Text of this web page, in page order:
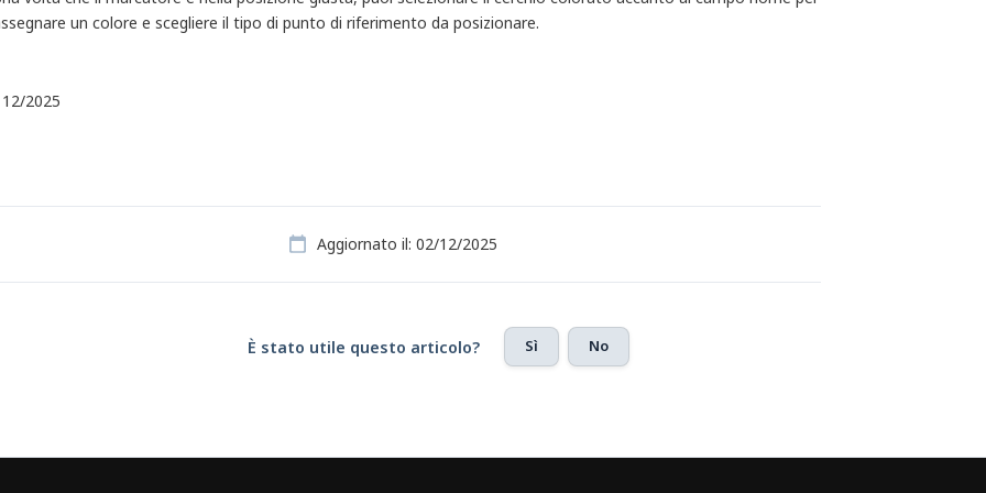
un colore e scegliere il tipo di punto di riferimento da posizionare.
2025
Aggiornato il: 02/12/2025
È stato utile questo articolo? Sì No